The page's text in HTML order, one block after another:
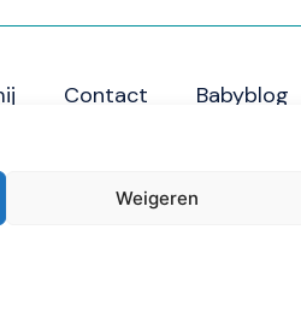
Weigeren
Contact Babyblog